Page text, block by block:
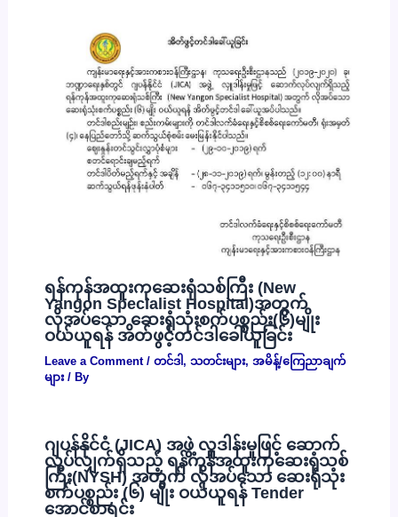
ရန်ကုန်အထူးကုဆေးရုံသစ်ကြီး (New
Yangon Specialist Hospital)အတွက်
လိုအပ်သော ဆေးရုံသုံးစက်ပစ္စည်း(၆)မျိုး
ဝယ်ယူရန် အိတ်ဖွင့်တင်ဒါခေါ်ယူခြင်း
Leave a Comment / တင်ဒါ , သတင်းများ, အမိန့်/ကြေညာချက်
များ/ By
ဂျပန်နိုင်ငံ (JICA) အဖွဲ့ လှူဒါန်းမှုဖြင့် ဆောက်
လုပ်လျှက်ရှိသည့် ရန်ကုန်အထူးကုဆေးရုံသစ်
ကြီး(NYSH) အတွက် လိုအပ်သော ဆေးရုံသုံး
စက်ပစ္စည်း (၆) မျိုး ဝယ်ယူရန် Tender
အောင်စာရင်း